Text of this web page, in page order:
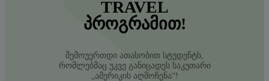
TRAVEL
ᲞᲠᲝᲒᲠᲐᲛᲘᲗ!
შემოუერთდი ათასობით სტუდენტს,
რომლებმაც უკვე განიცადეს საკუთარი
„ამერიკის აღმოჩენა“!